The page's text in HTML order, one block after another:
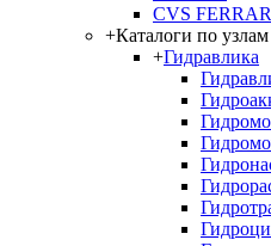
CVS
+Каталоги по узлам
+Гидравлика